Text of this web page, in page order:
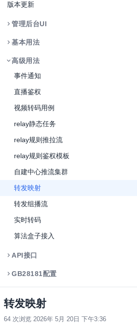
版本更新
管理后台UI
基本用法
高级用法
事件通知
直播鉴权
视频转码用例
relay静态任务
relay规则推拉流
relay规则鉴权模板
自建中心推流集群
转发映射
转发组播流
实时转码
算法盒子接入
API接口
GB28181配置
转发映射
64 次浏览 2026年 5月 20日 下午3:36